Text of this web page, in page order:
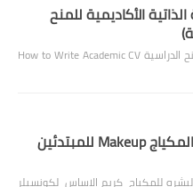
الأكاديمية للمنح
كيفية كتابة السيرة الذاتية الأكاديمية للمنح الدراسية How to Write Academic CV
دورة مجانية تعليم المكياج Makeup للمبتدئين
للمكياج كريم الاساس لكونسيلر